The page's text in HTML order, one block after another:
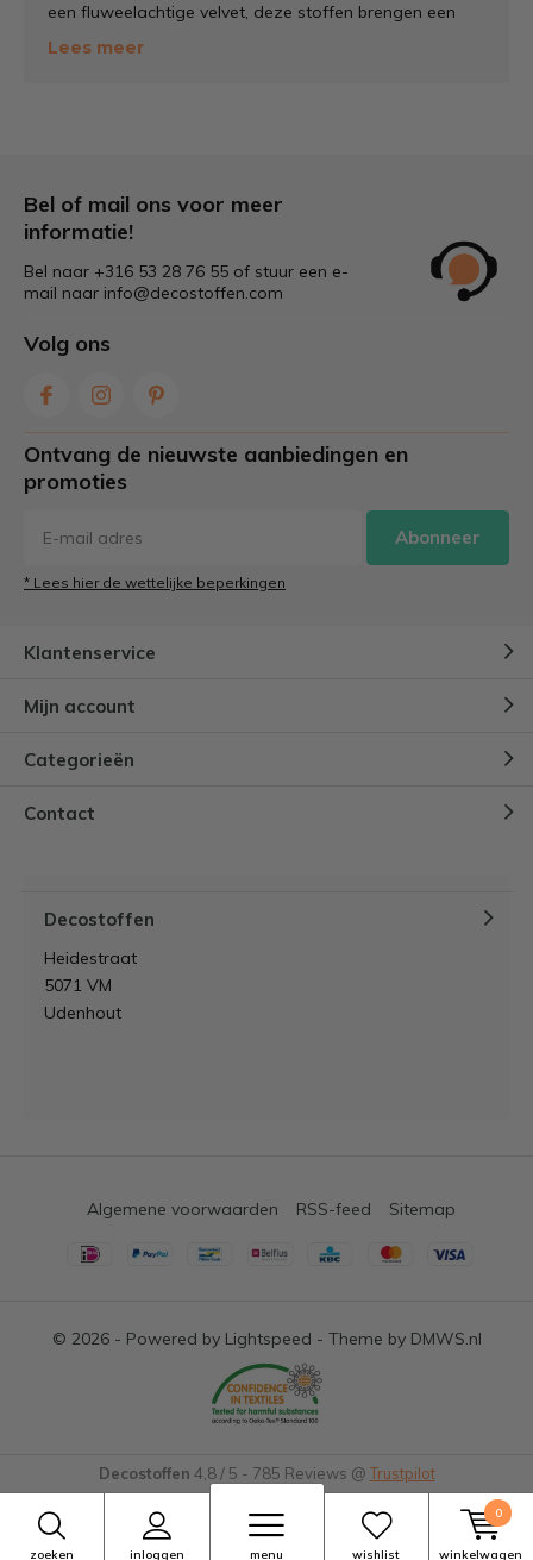
zoeken inloggen menu wishlist winkelwagen
0
een fluweelachtige velvet, deze stoffen brengen een
frisse uitstraling in je huis.
Lees meer
Bel of mail ons voor meer
informatie!
Bel naar +316 53 28 76 55 of stuur een e-
mail naar info@decostoffen.com
Volg ons
Ontvang de nieuwste aanbiedingen en
promoties
Abonneer
* Lees hier de wettelijke beperkingen
Klantenservice
Mijn account
Categorieën
Contact
Decostoffen
Heidestraat
5071 VM
Udenhout
© 2026 - Powered by Lightspeed - Theme by DMWS.nl
Algemene voorwaarden RSS-feed Sitemap
Decostoffen 4,8/ 5 - 785 Reviews @ Trustpilot